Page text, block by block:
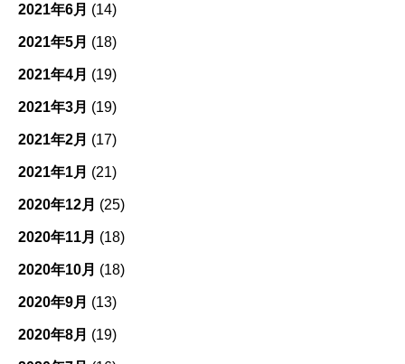
2021年6月 (14)
2021年5月 (18)
2021年4月 (19)
2021年3月 (19)
2021年2月 (17)
2021年1月 (21)
2020年12月 (25)
2020年11月 (18)
2020年10月 (18)
2020年9月 (13)
2020年8月 (19)